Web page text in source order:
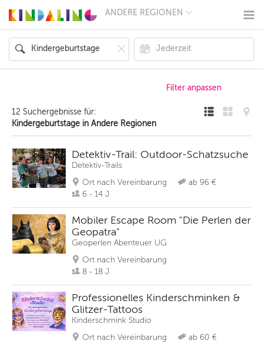
ANDERE REGIONEN
MÜNCHEN
HAMBURG
FRANKFURT
KÖLN
LEIPZIG
DRESDEN
NÜRNBERG
WIEN
ANDERE
12 Suchergebnisse für:
Kindergeburtstage in Andere Regionen
Detektiv-Trail: Outdoor-Schatzsuche
Detektiv-Trails
Ort nach Vereinbarung
ab 96 €
6 - 14 J
Mobiler Escape Room "Die Perlen der
Geopatra"
Geoperlen Abenteuer UG
Ort nach Vereinbarung
8 - 18 J
Professionelles Kinderschminken &
Glitzer-Tattoos
Kinderschmink Studio
Ort nach Vereinbarung
ab 60 €